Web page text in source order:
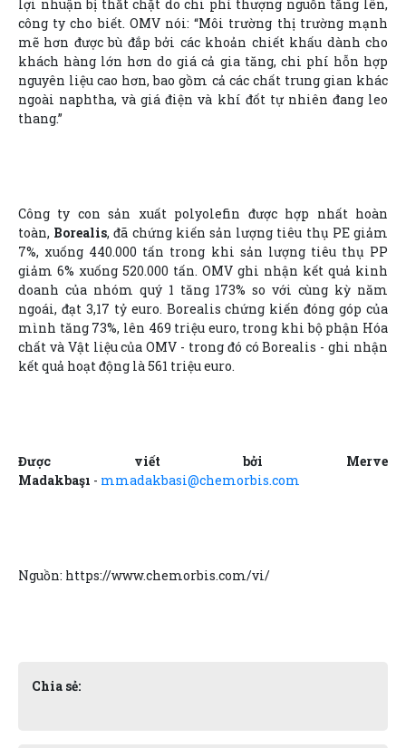
lợi nhuận bị thắt chặt do chi phí thượng nguồn tăng lên,
công ty cho biết. OMV nói: “Môi trường thị trường mạnh
mẽ hơn được bù đắp bởi các khoản chiết khấu dành cho
khách hàng lớn hơn do giá cả gia tăng, chi phí hỗn hợp
nguyên liệu cao hơn, bao gồm cả các chất trung gian khác
ngoài naphtha, và giá điện và khí đốt tự nhiên đang leo
thang.”
Công ty con sản xuất polyolefin được hợp nhất hoàn
toàn, Borealis, đã chứng kiến sản lượng tiêu thụ PE giảm
7%, xuống 440.000 tấn trong khi sản lượng tiêu thụ PP
giảm 6% xuống 520.000 tấn. OMV ghi nhận kết quả kinh
doanh của nhóm quý 1 tăng 173% so với cùng kỳ năm
ngoái, đạt 3,17 tỷ euro. Borealis chứng kiến đóng góp của
mình tăng 73%, lên 469 triệu euro, trong khi bộ phận Hóa
chất và Vật liệu của OMV - trong đó có Borealis - ghi nhận
kết quả hoạt động là 561 triệu euro.
Được viết bởi Merve
Madakbaşı - mmadakbasi@chemorbis.com
Nguồn: https://www.chemorbis.com/vi/
Chia sẻ: